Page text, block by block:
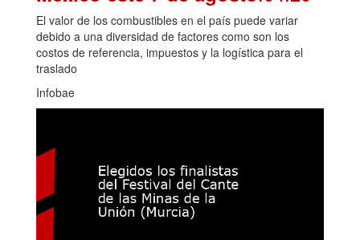
El valor de los combustibles en el país puede variar
debido a una diversidad de factores como son los
costos de referencia, impuestos y la logística para el
traslado
Infobae